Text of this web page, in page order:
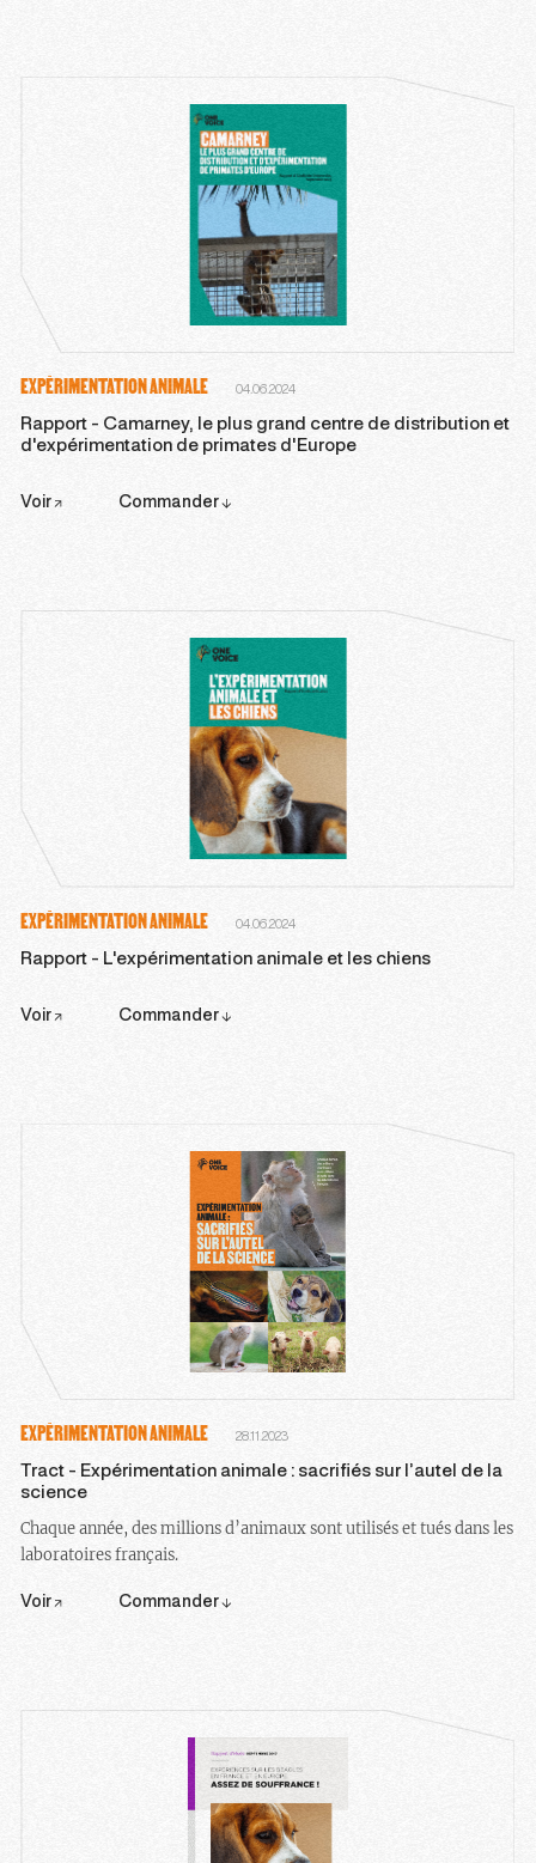
EXPÉRIMENTATION ANIMALE 04.06.2024
Rapport - Camarney, le plus grand centre de distribution et
d'expérimentation de primates d'Europe
Voir Commander
EXPÉRIMENTATION ANIMALE 04.06.2024
Rapport - L'expérimentation animale et les chiens
Voir Commander
EXPÉRIMENTATION ANIMALE 28.11.2023
Tract - Expérimentation animale : sacrifiés sur l’autel de la
science
Chaque année, des millions d’animaux sont utilisés et tués dans les
laboratoires français.
Voir Commander